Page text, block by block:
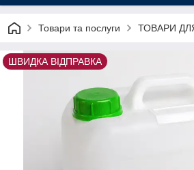
Товари та послуги ТОВАРИ
ШВИДКА ВІДПРАВКА